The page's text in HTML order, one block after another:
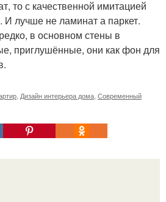
то с качественной имитацией
лучше не ламинат а паркет.
в основном стены в
приглушённые, они как фон для
Дизайн интерьера дома Современный